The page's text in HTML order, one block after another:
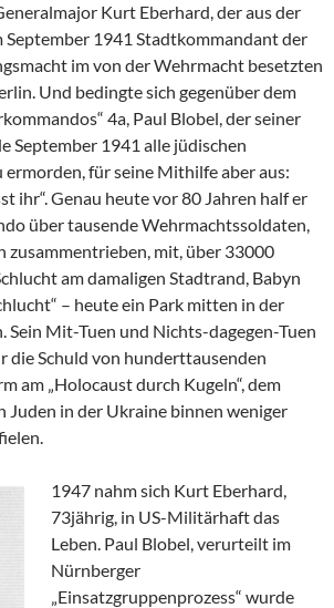
Kurt Eberhard, der aus der
September 1941 Stadtkommandant der
im von der Wehrmacht besetzten
Und bedingte sich gegenüber dem
4a, Paul Blobel, der seiner
September 1941 alle jüdischen
ermorden, für seine Mithilfe aber aus:
ihr“. Genau heute vor 80 Jahren half er
über tausende Wehrmachtssoldaten,
zusammentrieben, mit, über 33000
am damaligen Stadtrand, Babyn
– heute ein Park mitten in der
Sein Mit-Tuen und Nichts-dagegen-Tuen
die Schuld von hunderttausenden
am „Holocaust durch Kugeln“, dem
Juden in der Ukraine binnen weniger
1947 nahm sich Kurt Eberhard,
73jährig, in US-Militärhaft das
Leben. Paul Blobel, verurteilt im
Nürnberger
„Einsatzgruppenprozess“ wurde